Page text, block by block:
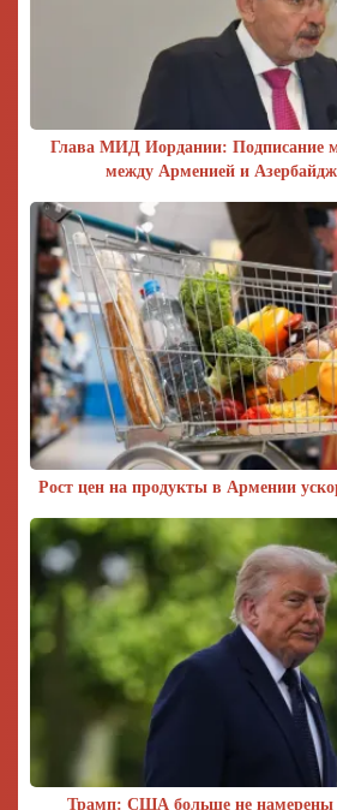
Глава МИД Иордании: Подписание
между Арменией и
Рост цен на продукты в Армении
Трамп: США больше не намерены